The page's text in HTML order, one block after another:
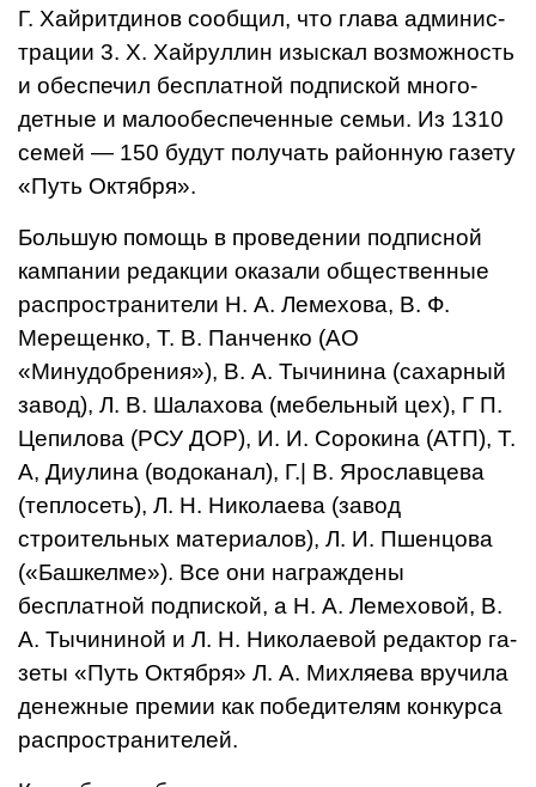
Г. Хайритдинов сообщил, что глава админис­
трации 3. X. Хайруллин изыс­кал возможность
и обеспечил бесплатной подпиской много­
детные и малообеспеченные семьи. Из 1310
семей — 150 бу­дут получать районную газету
«Путь Октября».
Большую помощь в прове­дении подписной
кампании редакции оказали обществен­ные
распространители Н. А. Лемехова, В. Ф.
Мерещенко, Т. В. Панченко (АО
«Минудобрения»), В. А. Тычинина (сахар­ный
завод), Л. В. Шалахова (мебельный цех), Г П.
Цепилова (РСУ ДОР), И. И. Соро­кина (АТП), Т.
А, Диулина (во­доканал), Г.| В. Ярославцева
(теплосеть), Л. Н. Николаева (завод
строительных матери­алов), Л. И. Пшенцова
(«Башкелме»). Все они награждены
бесплатной подпиской, а Н. A. Лемеховой, В.
А. Тычининой и Л. Н. Николаевой редактор га­
зеты «Путь Октября» Л. А. Михляева вручила
денежные премии как победителям кон­курса
распространителей.